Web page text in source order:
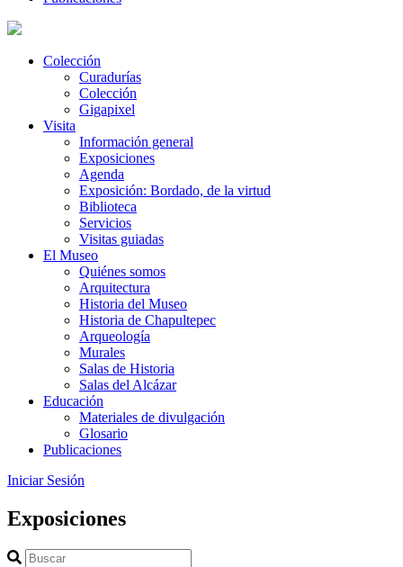
Colección
Curadurías
Colección
Gigapixel
Visita
Información general
Exposiciones
Agenda
Exposición: Bordado, de la virtud
Biblioteca
Servicios
Visitas guiadas
El Museo
Quiénes somos
Arquitectura
Historia del Museo
Historia de Chapultepec
Arqueología
Murales
Salas de Historia
Salas del Alcázar
Educación
Materiales de divulgación
Glosario
Publicaciones
Iniciar Sesión
Exposiciones